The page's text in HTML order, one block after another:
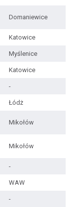
Domaniewice
Katowice
Myślenice
Katowice
-
Łódż
Mikołów
Mikołów
-
WAW
-